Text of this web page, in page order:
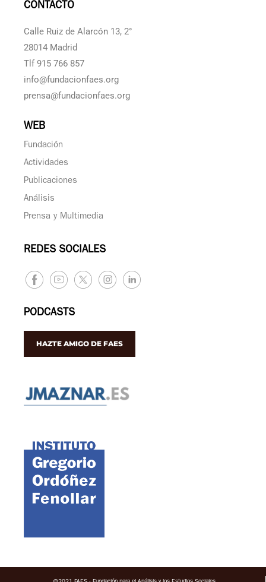
CONTACTO
Calle Ruiz de Alarcón 13, 2°
28014 Madrid
Tlf 915 766 857
info@fundacionfaes.org
prensa@fundacionfaes.org
WEB
Fundación
Actividades
Publicaciones
Análisis
Prensa y Multimedia
REDES SOCIALES
PODCASTS
HAZTE AMIGO DE FAES